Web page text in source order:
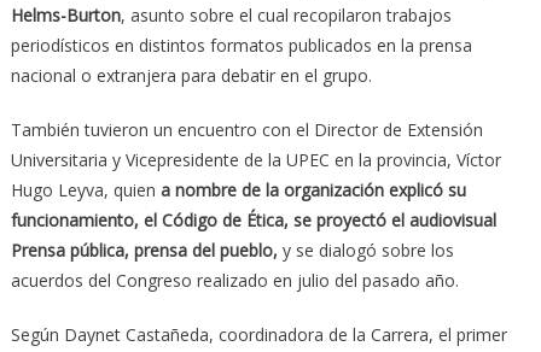
Helms-Burton, asunto sobre el cual recopilaron trabajos
periodísticos en distintos formatos publicados en la prensa
nacional o extranjera para debatir en el grupo.
También tuvieron un encuentro con el Director de Extensión
Universitaria y Vicepresidente de la UPEC en la provincia, Víctor
Hugo Leyva, quien a nombre de la organización explicó su
funcionamiento, el Código de Ética, se proyectó el audiovisual
Prensa pública, prensa del pueblo, y se dialogó sobre los
acuerdos del Congreso realizado en julio del pasado año.
Según Daynet Castañeda, coordinadora de la Carrera, el primer